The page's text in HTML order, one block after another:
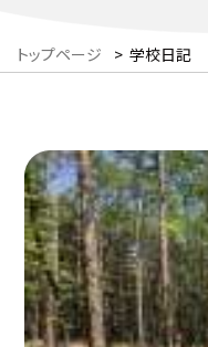
トップページ > 学校日記